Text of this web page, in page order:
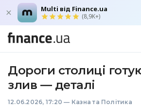
Multi від Finance.ua
(8,9K+)
Дороги столиці
злив — деталі
12.06.2026, 17:20 — Казна та Політика